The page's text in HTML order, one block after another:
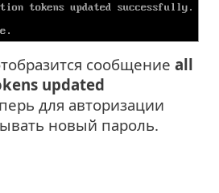
сообщение all
updated
для авторизации
новый пароль.